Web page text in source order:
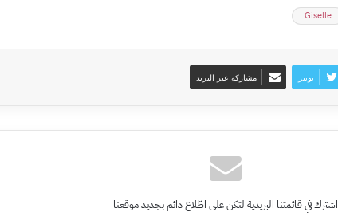
Giselle
تويتر مشاركة عبر البريد
اشترك في قائمتنا البريدية لتكن على اطّلاع دائم بجديد موقعنا